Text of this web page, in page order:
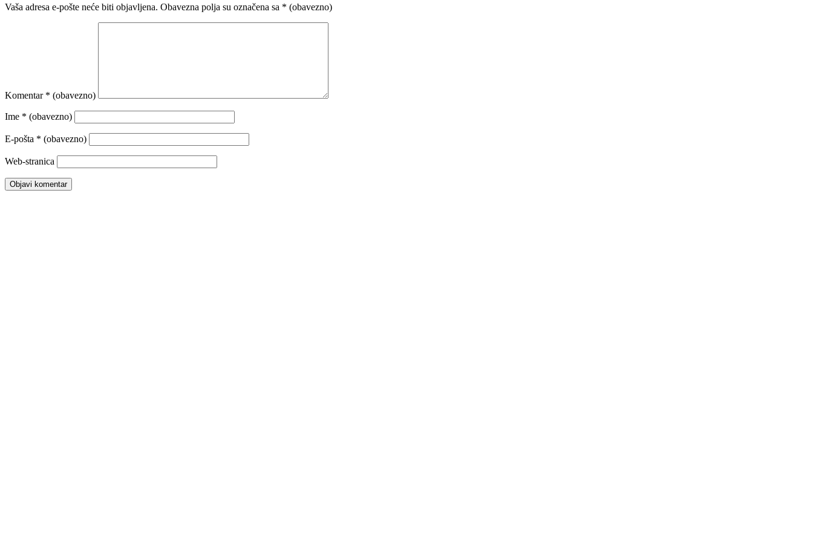
Vaša adresa e-pošte neće biti objavljena. Obavezna polja su označena sa * (obavezno)
Komentar * (obavezno)
Ime * (obavezno)
E-pošta * (obavezno)
Web-stranica